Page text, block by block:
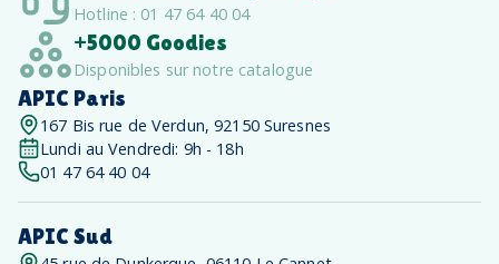
Hotline : 01 47 64 40 04
+5000 Goodies
Disponibles sur notre catalogue
APIC Paris
167 Bis rue de Verdun, 92150 Suresnes
Lundi au Vendredi: 9h - 18h
01 47 64 40 04
APIC Sud